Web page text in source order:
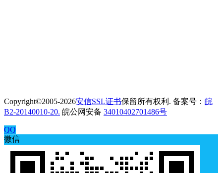
Copyright©2005-2026安信SSL证书保留所有权利. 备案号： 皖
B2-20140010-20. 皖公网安备 34010402701486号
QQ
微信